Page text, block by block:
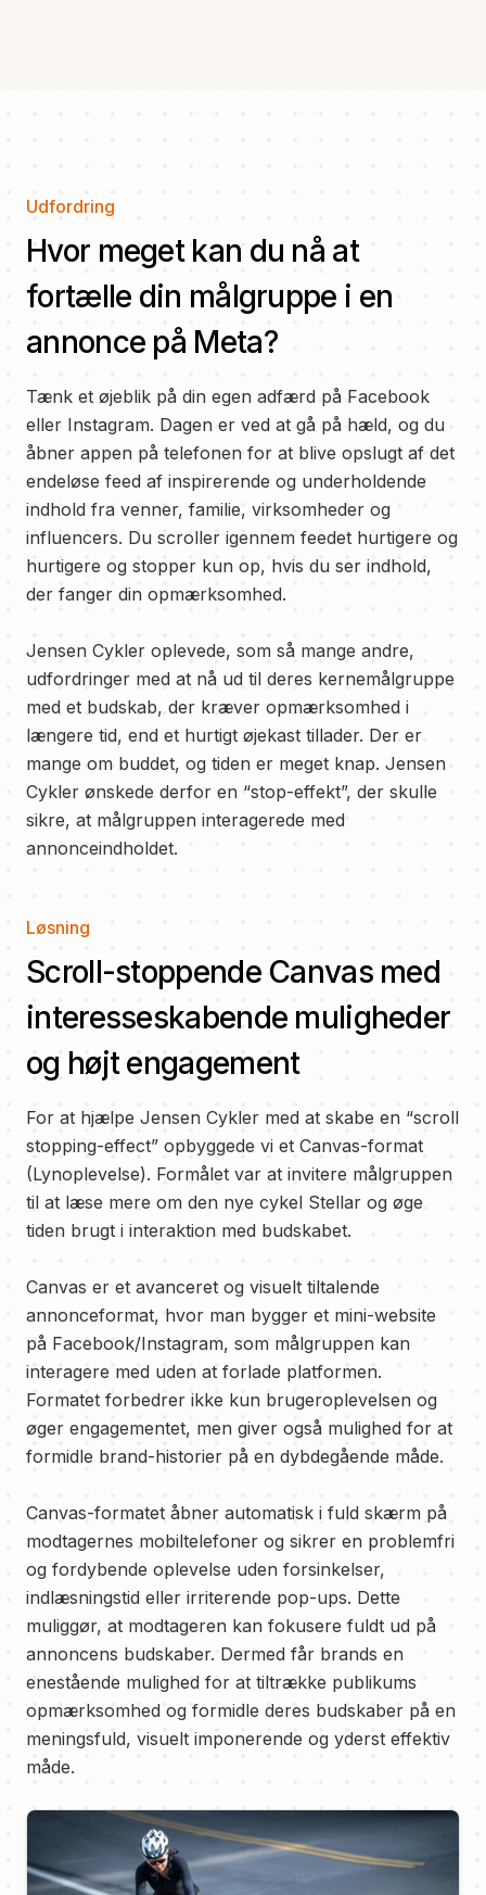
Udfordring
Hvor meget kan du nå at
fortælle din målgruppe i en
annonce på Meta?
Tænk et øjeblik på din egen adfærd på Facebook
eller Instagram. Dagen er ved at gå på hæld, og du
åbner appen på telefonen for at blive opslugt af det
endeløse feed af inspirerende og underholdende
indhold fra venner, familie, virksomheder og
influencers. Du scroller igennem feedet hurtigere og
hurtigere og stopper kun op, hvis du ser indhold,
der fanger din opmærksomhed.
Jensen Cykler oplevede, som så mange andre,
udfordringer med at nå ud til deres kernemålgruppe
med et budskab, der kræver opmærksomhed i
længere tid, end et hurtigt øjekast tillader. Der er
mange om buddet, og tiden er meget knap. Jensen
Cykler ønskede derfor en “stop-effekt”, der skulle
sikre, at målgruppen interagerede med
annonceindholdet.
Løsning
Scroll-stoppende Canvas med
interesseskabende muligheder
og højt engagement
For at hjælpe Jensen Cykler med at skabe en “scroll
stopping-effect” opbyggede vi et Canvas-format
(Lynoplevelse). Formålet var at invitere målgruppen
til at læse mere om den nye cykel Stellar og øge
tiden brugt i interaktion med budskabet.
Canvas er et avanceret og visuelt tiltalende
annonceformat, hvor man bygger et mini-website
på Facebook/Instagram, som målgruppen kan
interagere med uden at forlade platformen.
Formatet forbedrer ikke kun brugeroplevelsen og
øger engagementet, men giver også mulighed for at
formidle brand-historier på en dybdegående måde.
Canvas-formatet åbner automatisk i fuld skærm på
modtagernes mobiltelefoner og sikrer en problemfri
og fordybende oplevelse uden forsinkelser,
indlæsningstid eller irriterende pop-ups. Dette
muliggør, at modtageren kan fokusere fuldt ud på
annoncens budskaber. Dermed får brands en
enestående mulighed for at tiltrække publikums
opmærksomhed og formidle deres budskaber på en
meningsfuld, visuelt imponerende og yderst effektiv
måde.